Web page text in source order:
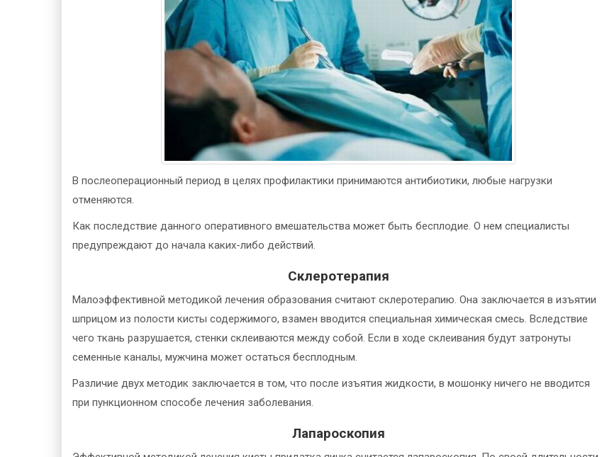
В послеоперационный период в целях профилактики принимаются антибиотики, любые нагрузки
отменяются.
Как последствие данного оперативного вмешательства может быть бесплодие. О нем специалисты
предупреждают до начала каких-либо действий.
Склеротерапия
Малоэффективной методикой лечения образования считают склеротерапию. Она заключается в изъятии
шприцом из полости кисты содержимого, взамен вводится специальная химическая смесь. Вследствие
чего ткань разрушается, стенки склеиваются между собой. Если в ходе склеивания будут затронуты
семенные каналы, мужчина может остаться бесплодным.
Различие двух методик заключается в том, что после изъятия жидкости, в мошонку ничего не вводится
при пункционном способе лечения заболевания.
Лапароскопия